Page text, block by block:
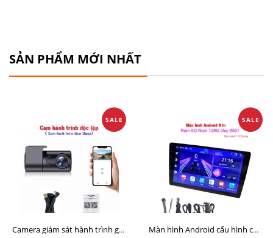
SẢN PHẨM MỚI NHẤT
SALE
Camera giám sát hành trình giá rẻ, cam hành trình cho màn Android, cam hành trình kết nối điện thoại
SALE
Màn hình Android cấu hình cao Ram 6G Rom 128G chip 8 nhân 8581